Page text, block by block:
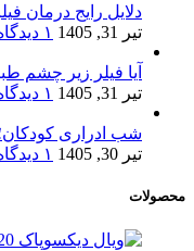
دلایل رایج درمان
تیر 31, 1405
۱ دیدگاه
آیا فیلر زیر چشم
تیر 31, 1405
۱ دیدگاه
شب ادراری
تیر 30, 1405
۱ دیدگاه
محصولات